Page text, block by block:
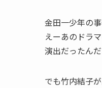
金田一少年の
えーあのドラ
演出だったん
でも竹内結子